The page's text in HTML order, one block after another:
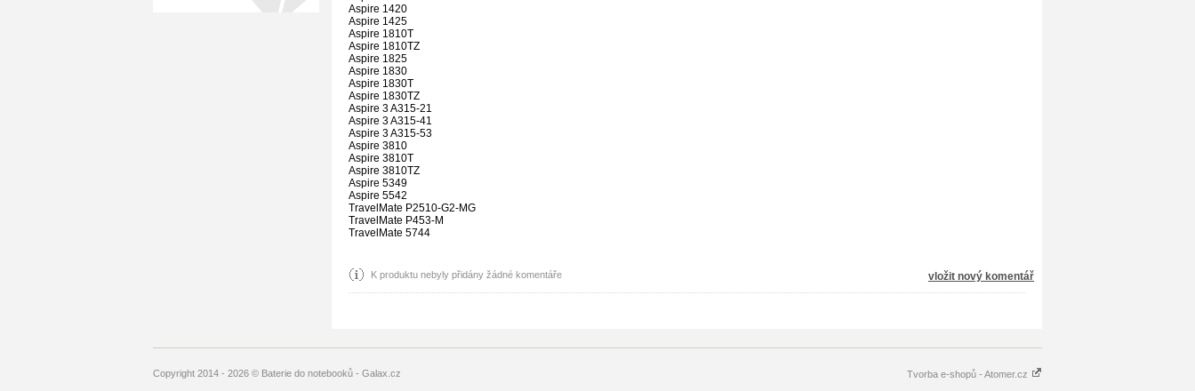
Aspire 1420
Aspire 1425
Aspire 1810T
Aspire 1810TZ
Aspire 1825
Aspire 1830
Aspire 1830T
Aspire 1830TZ
Aspire 3 A315-21
Aspire 3 A315-41
Aspire 3 A315-53
Aspire 3810
Aspire 3810T
Aspire 3810TZ
Aspire 5349
Aspire 5542
TravelMate P2510-G2-MG
TravelMate P453-M
TravelMate 5744
K produktu nebyly přidány žádné komentáře vložit nový komentář
Copyright 2014 - 2026 © Baterie do notebooků - Galax.cz Tvorba e-shopů - Atomer.cz